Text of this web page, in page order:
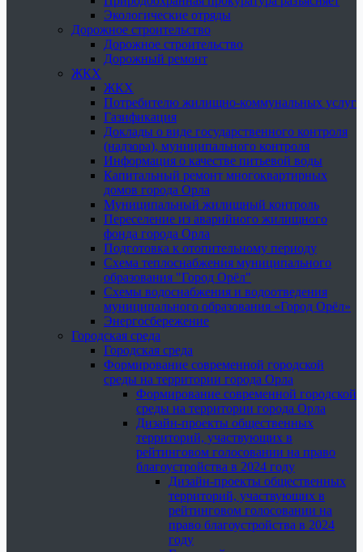
Экологические отряды
Дорожное строительство
Дорожное строительство
Дорожный ремонт
ЖКХ
ЖКХ
Потребителю жилищно-коммунальных услуг
Газификация
Доклады о виде государственного контроля
(надзора), муниципального контроля
Информация о качестве питьевой воды
Капитальный ремонт многоквартирных
домов города Орла
Муниципальный жилищный контроль
Переселение из аварийного жилищного
фонда города Орла
Подготовка к отопительному периоду
Схема теплоснабжения муниципального
образования "Город Орёл"
Схемы водоснабжения и водоотведения
муниципального образования «Город Орёл»
Энергосбережение
Городская среда
Городская среда
Формирование современной городской
среды на территории города Орла
Формирование современной городской
среды на территории города Орла
Дизайн-проекты общественных
территорий, участвующих в
рейтинговом голосовании на право
благоустройства в 2024 году
Дизайн-проекты общественных
территорий, участвующих в
рейтинговом голосовании на
право благоустройства в 2024
году